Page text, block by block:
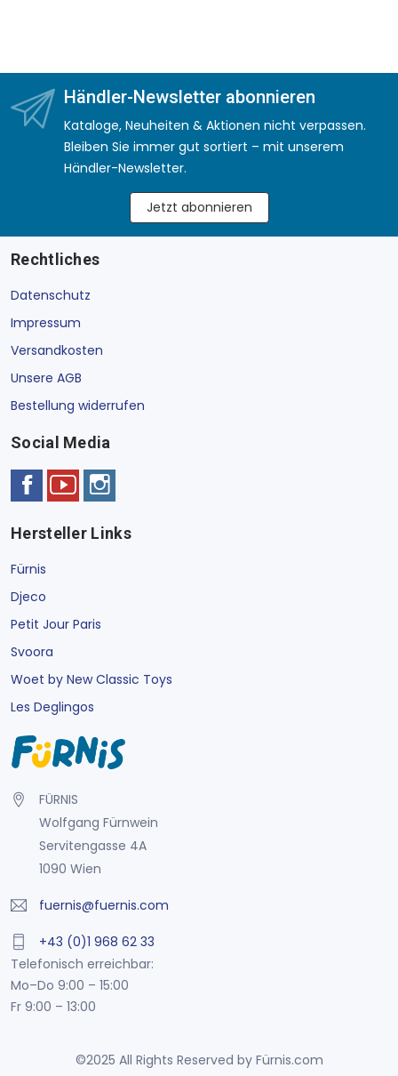
Händler-Newsletter abonnieren
Kataloge, Neuheiten & Aktionen nicht verpassen.
Bleiben Sie immer gut sortiert – mit unserem
Händler-Newsletter.
Jetzt abonnieren
Rechtliches
Datenschutz
Impressum
Versandkosten
Unsere AGB
Bestellung widerrufen
Social Media
Hersteller Links
Fürnis
Djeco
Petit Jour Paris
Svoora
Woet by New Classic Toys
Les Deglingos
FÜRNIS
Wolfgang Fürnwein
Servitengasse 4A
1090 Wien
fuernis@fuernis.com
+43 (0)1 968 62 33
Telefonisch erreichbar:
Mo–Do 9:00 – 15:00
Fr 9:00 – 13:00
©2025 All Rights Reserved by Fürnis.com